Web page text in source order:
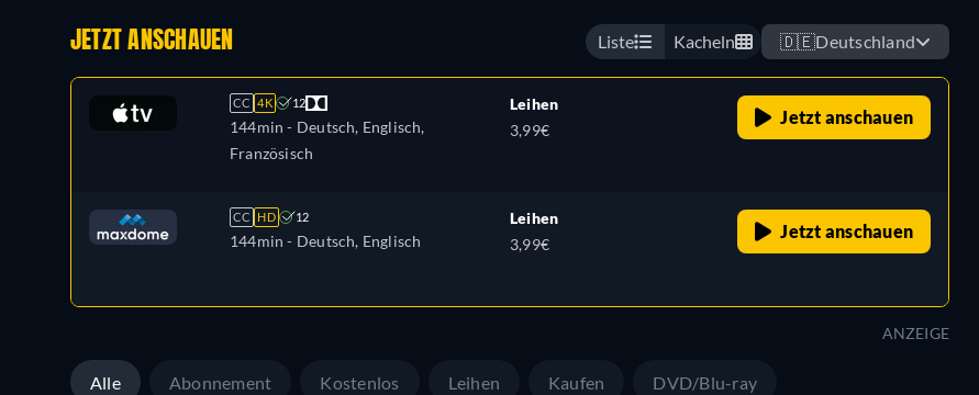
JETZT ANSCHAUEN Liste Kacheln 🇩🇪Deutschland
CC 4K 12
144min - Deutsch, Englisch,
Französisch
Leihen
3,99€
Jetzt anschauen
CC HD 12
144min - Deutsch, Englisch
Leihen
3,99€
Jetzt anschauen
ANZEIGE
Alle Abonnement Kostenlos Leihen Kaufen DVD/Blu-ray